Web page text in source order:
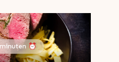
⏰